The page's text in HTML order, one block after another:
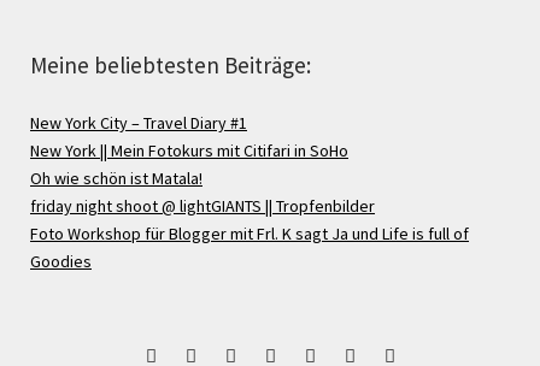
Meine beliebtesten Beiträge:
New York City – Travel Diary #1
New York || Mein Fotokurs mit Citifari in SoHo
Oh wie schön ist Matala!
friday night shoot @ lightGIANTS || Tropfenbilder
Foto Workshop für Blogger mit Frl. K sagt Ja und Life is full of
Goodies